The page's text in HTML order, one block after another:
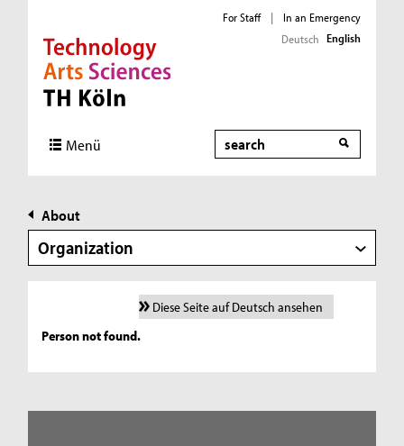
Direkt zur Hauptnavigation
Direkt zur Subnavigation
Direkt zum Inhalt
Direkt zum Fußbereich
For Staff |
In an Emergency
Deutsch English
Menü Search
About
Organization
Diese Seite auf Deutsch ansehen
Person not found.